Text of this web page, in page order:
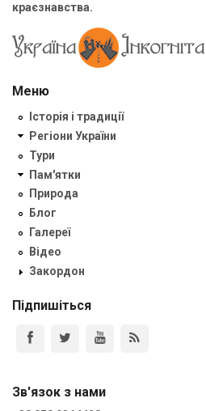
краєзнавства.
Меню
Історія і традиції
Регіони України
Тури
Пам'ятки
Природа
Блог
Галереї
Відео
Закордон
Підпишіться
Зв'язок з нами